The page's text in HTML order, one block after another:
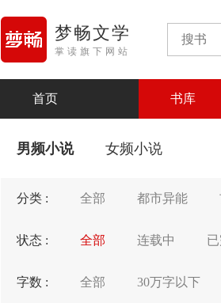
梦畅文学
掌读旗下网站
首页 书库
男频小说 女频小说
分类 : 全部 都市异能
状态 : 全部 连载中
字数 : 全部 30万字以下